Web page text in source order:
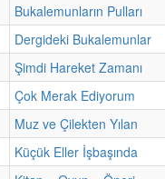
Bukalemunların Pulları
Dergideki Bukalemunlar
Şimdi Hareket Zamanı
Çok Merak Ediyorum
Muz ve Çilekten Yılan
Küçük Eller İşbaşında